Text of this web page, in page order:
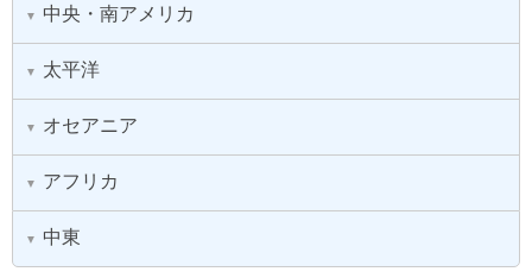
▼ 中央・南アメリカ
▼ 太平洋
▼ オセアニア
▼ アフリカ
▼ 中東